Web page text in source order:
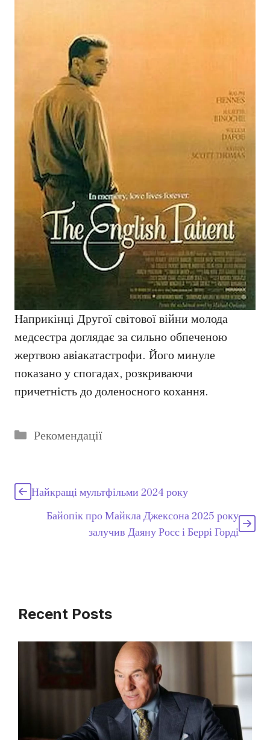
Наприкінці Другої світової війни молода
медсестра доглядає за сильно обпеченою
жертвою авіакатастрофи. Його минуле
показано у спогадах, розкриваючи
причетність до доленосного кохання.
Категорії
Рекомендації
Найкращі мультфільми 2024 року
Байопік про Майкла Джексона 2025 року
залучив Даяну Росс і Беррі Горді
Recent Posts